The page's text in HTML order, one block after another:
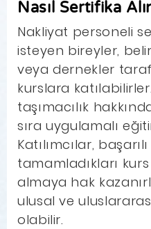
Nasıl Sertifika
Nakliyat personeli
isteyen bireyler,
veya dernekler
kurslara
taşımacılık
sıra uygulamalı
Katılımcılar,
tamamladıkları
almaya hak
ulusal ve
olabilir.